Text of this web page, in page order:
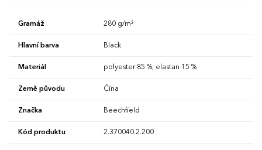
Gramáž 280 g/m²
Hlavní barva Black
Materiál polyester 85 %, elastan 15 %
Země původu Čína
Značka Beechfield
Kód produktu 2.370040.2.200